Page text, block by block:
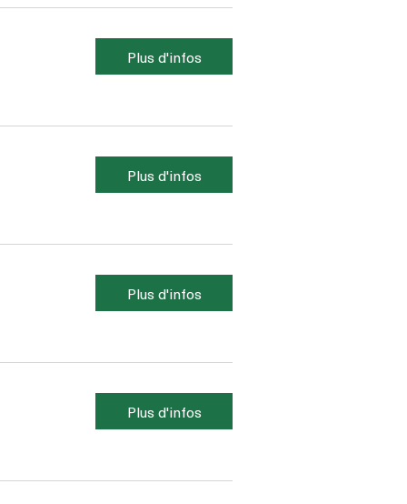
Plus d'infos
Plus d'infos
Plus d'infos
Plus d'infos